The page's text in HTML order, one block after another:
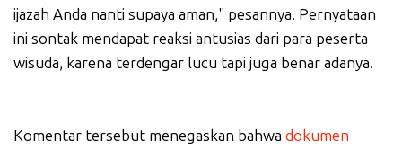
ijazah Anda nanti supaya aman," pesannya. Pernyataan
ini sontak mendapat reaksi antusias dari para peserta
wisuda, karena terdengar lucu tapi juga benar adanya.
Komentar tersebut menegaskan bahwa dokumen